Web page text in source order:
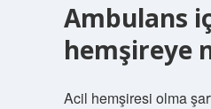
Ambulans
hemşireye
Acil hemşiresi olma